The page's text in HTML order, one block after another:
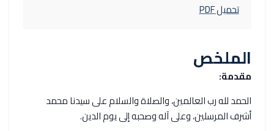
تحميل PDF
الملخص
مقدمة:
الحمد لله رب العالمين، والصلاة والسلام على سيدنا محمد
أشرف المرسلين، وعلى آله وصحبه إلى يوم الدين.